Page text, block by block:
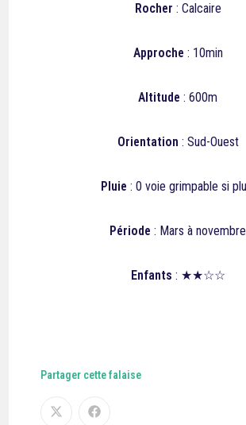
Rocher : Calcaire
Approche : 10min
Altitude : 600m
Orientation : Sud-Ouest
Pluie : 0 voie grimpable si
Période : Mars à novembre
Enfants : ★★☆☆
Partager cette falaise